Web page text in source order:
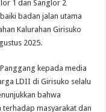
Memperingati Hari
1 dan Sanglor 2
badan jalan utama
Kalurahan Girisuko
2025.
kepada media
LDII di Girisuko selalu
bahwa
terhadap masyarakat dan